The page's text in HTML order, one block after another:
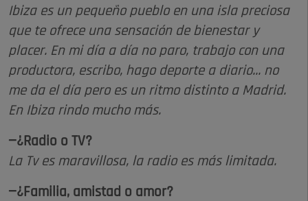
Ibiza es un pequeño pueblo en una isla preciosa
que te ofrece una sensación de bienestar y
placer. En mi día a día no paro, trabajo con una
productora, escribo, hago deporte a diario... no
me da el día pero es un ritmo distinto a Madrid.
En Ibiza rindo mucho más.
—¿Radio o TV?
La Tv es maravillosa, la radio es más limitada.
—¿Familia, amistad o amor?